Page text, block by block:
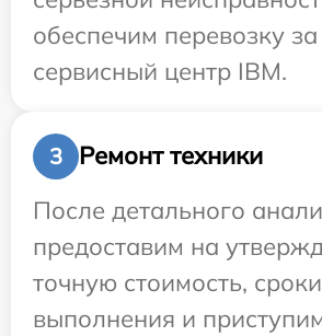
обеспечим перевозку
сервисный центр IBM.
3
Ремонт техники
После детального
предоставим на
точную стоимость, сроки
выполнения и